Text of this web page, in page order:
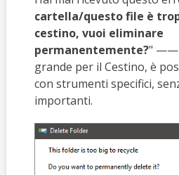
cartella/questo file è
cestino, vuoi eliminare
permanentemente?" ——
grande per il Cestino, è
con strumenti specifici,
importanti.